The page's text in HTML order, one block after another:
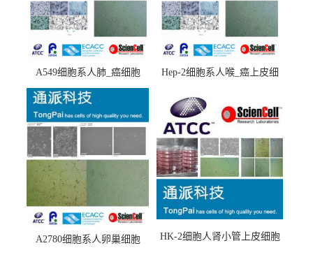
A549细胞系人肺_癌细胞
(A549细胞)
Hep-2细胞系人喉_癌上皮细
A2780细胞系人卵巢细胞
HK-2细胞人肾小管上皮细胞